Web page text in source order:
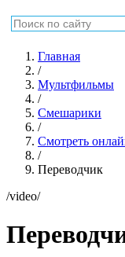
Главная
/
Мультфильмы
/
Смешарики
/
Смотреть
/
Переводчик
/video/